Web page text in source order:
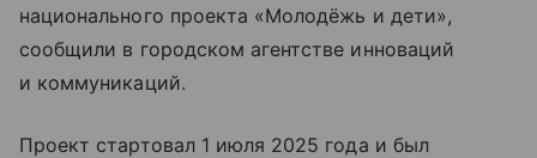
национального проекта «Молодёжь и дети»,
сообщили в городском агентстве инноваций
и коммуникаций.
Проект стартовал 1 июля 2025 года и был